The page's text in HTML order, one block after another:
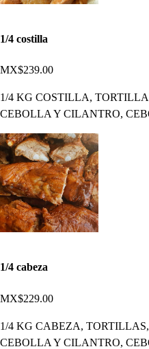
1/4 costilla
MX$239.00
1/4 KG COSTILLA,
CEBOLLA Y CILANTRO,
1/4 cabeza
MX$229.00
1/4 KG CABEZA,
CEBOLLA Y CILANTRO,